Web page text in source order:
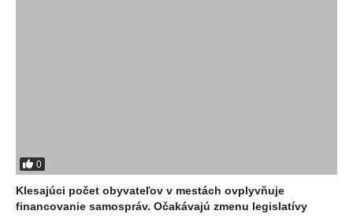
0
Klesajúci počet obyvateľov v mestách ovplyvňuje
financovanie samospráv. Očakávajú zmenu legislatívy